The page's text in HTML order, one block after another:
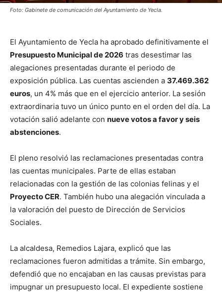
Foto: Gabinete de comunicación del Ayuntamiento de Yecla.
El Ayuntamiento de Yecla ha aprobado definitivamente el
Presupuesto Municipal de 2026 tras desestimar las
alegaciones presentadas durante el periodo de
exposición pública. Las cuentas ascienden a 37.469.362
euros, un 4% más que en el ejercicio anterior. La sesión
extraordinaria tuvo un único punto en el orden del día. La
votación salió adelante con nueve votos a favor y seis
abstenciones.
El pleno resolvió las reclamaciones presentadas contra
las cuentas municipales. Parte de ellas estaban
relacionadas con la gestión de las colonias felinas y el
Proyecto CER. También hubo una alegación vinculada a
la valoración del puesto de Dirección de Servicios
Sociales.
La alcaldesa, Remedios Lajara, explicó que las
reclamaciones fueron admitidas a trámite. Sin embargo,
defendió que no encajaban en las causas previstas para
impugnar un presupuesto local. El expediente sostiene